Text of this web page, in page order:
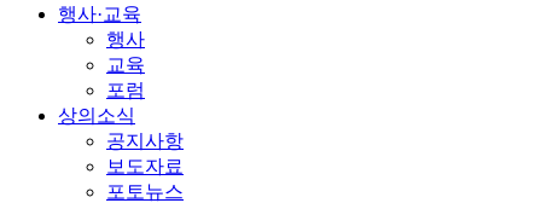
행사·교육
행사
교육
포럼
상의소식
공지사항
보도자료
포토뉴스